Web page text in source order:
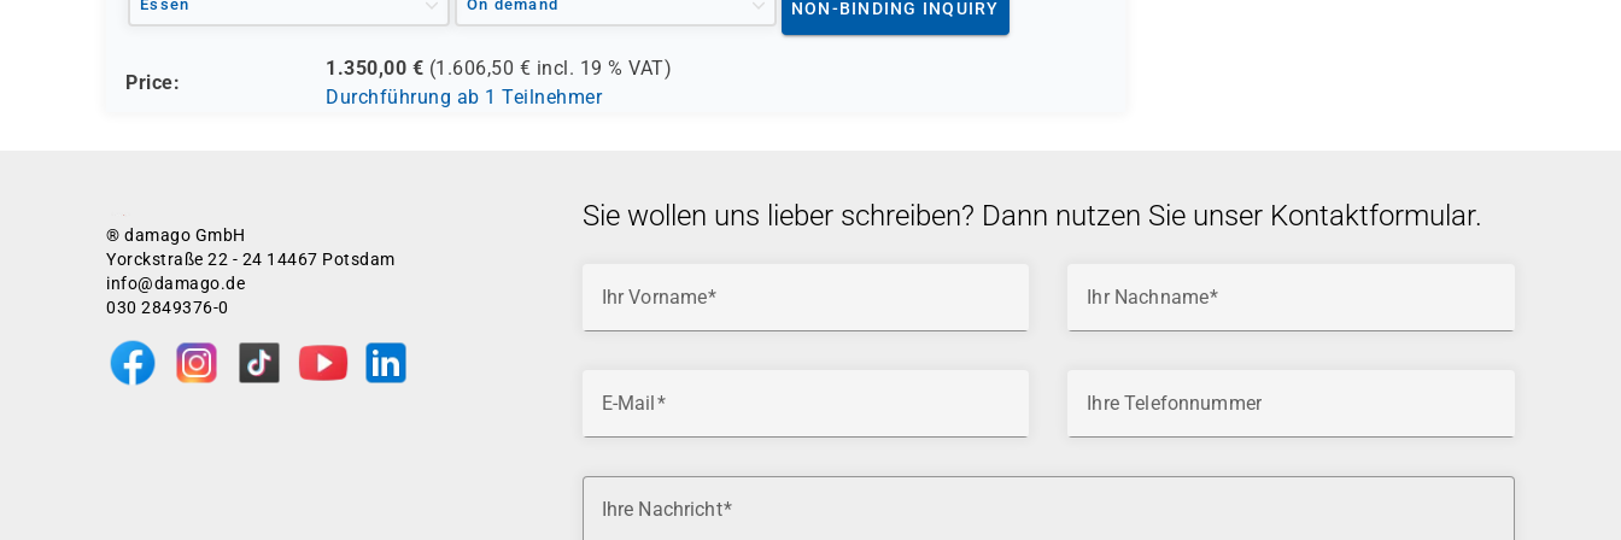
Essen On demand NON-BINDING INQUIRY
Price:
1.350,00 € (1.606,50 € incl. 19 % VAT)
Durchführung ab 1 Teilnehmer
® damago GmbH
Yorckstraße 22 - 24 14467 Potsdam
info@damago.de
030 2849376-0
Sie wollen uns lieber schreiben? Dann nutzen Sie unser Kontaktformular.
Ihr Vorname Ihr Nachname
E-Mail Ihre Telefonnummer
Ihre Nachricht